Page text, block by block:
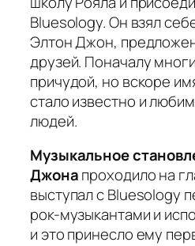
Bluesology. Он взял
Элтон Джон,
друзей. Поначалу
причудой, но вскоре
стало известно и
людей.
Музыкальное
Джонапроходило на
выступал с Bluesology
рок-музыкантами и
и это принесло ему